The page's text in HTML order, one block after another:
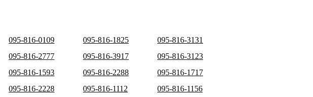
095-816-0109 095-816-1825
095-816-3131
095-816-2777 095-816-3917
095-816-3123
095-816-1593 095-816-2288
095-816-1717
095-816-2228 095-816-1112
095-816-1156